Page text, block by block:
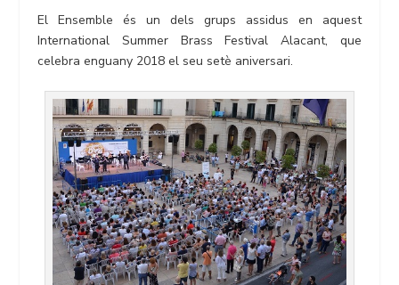
El Ensemble és un dels grups assidus en aquest
International Summer Brass Festival Alacant, que
celebra enguany 2018 el seu setè aniversari.